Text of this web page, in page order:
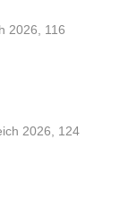
2026, 116
2026, 124